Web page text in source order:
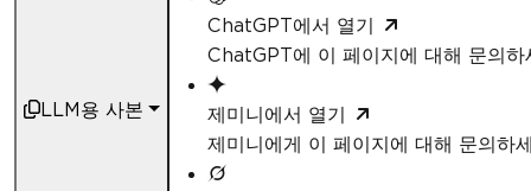
LLM용 사본
ChatGPT에서 열기
ChatGPT에 이 페이지에 대해 문의하
제미니에서 열기
제미니에게 이 페이지에 대해 문의하